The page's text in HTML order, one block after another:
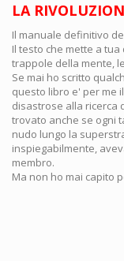
LA
Il manuale definitivo
Il testo che mette a
trappole della mente,
Se mai ho scritto
questo libro e' per me
disastrose alla ricerca
trovato anche se ogni
nudo lungo la
inspiegabilmente,
membro.
Ma non ho mai capito